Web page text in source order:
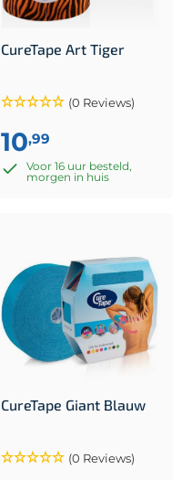
CureTape Art Tiger
(0 Reviews)
10,99
Voor 16 uur besteld,
morgen in huis
CureTape Giant Blauw
(0 Reviews)